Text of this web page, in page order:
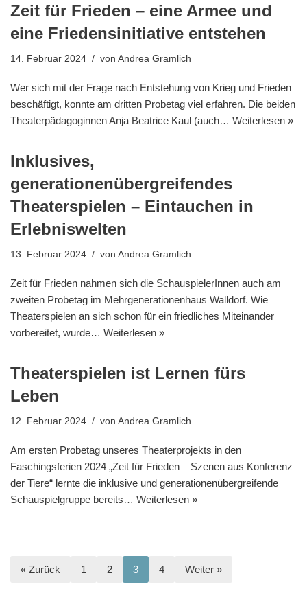
Zeit für Frieden – eine Armee und
eine Friedensinitiative entstehen
14. Februar 2024 von Andrea Gramlich
Wer sich mit der Frage nach Entstehung von Krieg und Frieden
beschäftigt, konnte am dritten Probetag viel erfahren. Die beiden
Theaterpädagoginnen Anja Beatrice Kaul (auch… Weiterlesen »
Inklusives,
generationenübergreifendes
Theaterspielen – Eintauchen in
Erlebniswelten
13. Februar 2024 von Andrea Gramlich
Zeit für Frieden nahmen sich die SchauspielerInnen auch am
zweiten Probetag im Mehrgenerationenhaus Walldorf. Wie
Theaterspielen an sich schon für ein friedliches Miteinander
vorbereitet, wurde… Weiterlesen »
Theaterspielen ist Lernen fürs
Leben
12. Februar 2024 von Andrea Gramlich
Am ersten Probetag unseres Theaterprojekts in den
Faschingsferien 2024 „Zeit für Frieden – Szenen aus Konferenz
der Tiere“ lernte die inklusive und generationenübergreifende
Schauspielgruppe bereits… Weiterlesen »
« Zurück 1 2 3 4 Weiter »